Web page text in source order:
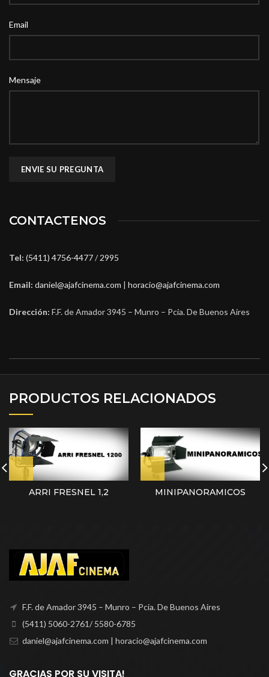
Email
Mensaje
CONTACTENOS
Tel: (5411) 4756-4477/2995
Email: daniel@ajafcinema.com | horacio@ajafcinema.com
Dirección: F.F. de Amador 3945 – Munro – Pcia. De Buenos Aires
PRODUCTOS RELACIONADOS
ARRI FRESNEL 1,2 MINIPANORAMICOS
F.F. de Amador 3945 – Munro – Pcia. De Buenos Aires
(5411) 5060-2761/ 5580-6785
daniel@ajafcinema.com | horacio@ajafcinema.com
GRACIAS POR SU VISITA!